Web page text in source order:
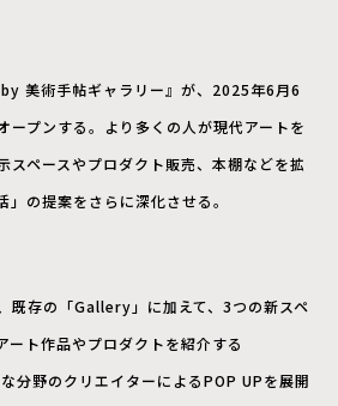
美術手帖ギャラリー』が、2025年6月6
ープンする。より多くの人が現代アートを
スペースやプロダクト販売、本棚などを拡
の提案をさらに深化させる。
既存の「Gallery」に加えて、3つの新スペ
ート作品やプロダクトを紹介する
分野のクリエイターによるPOP UPを展開